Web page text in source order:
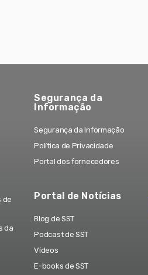
de
da
Segurança da
Informação
Segurança da Informação
Política de Privacidade
Portal dos fornecedores
Portal de Notícias
Blog de SST
Podcast de SST
Vídeos
E-books de SST